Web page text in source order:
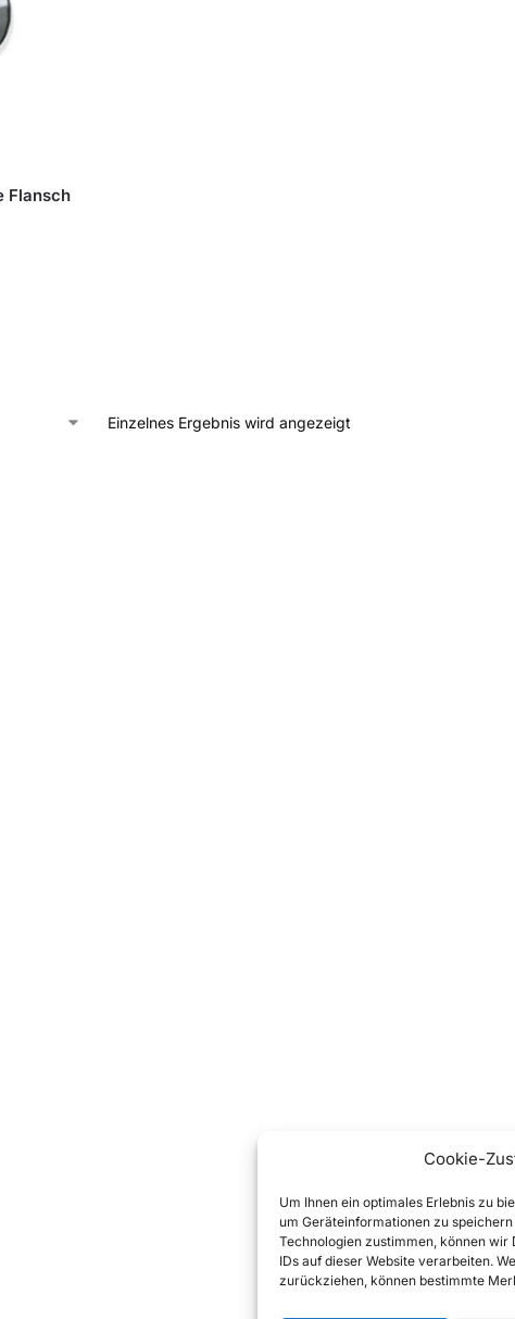
Cookie-
Um Ihnen ein optimales Erlebnis zu
um Geräteinformationen zu
Technologien zustimmen, können
IDs auf dieser Website verarbeiten.
zurückziehen, können bestimmte
Flansch
Einzelnes Ergebnis wird angezeigt